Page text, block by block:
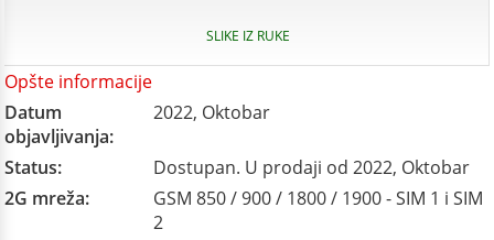
SLIKE IZ RUKE
Opšte informacije
Datum
objavljivanja:
2022, Oktobar
Status:
Dostupan. U prodaji od 2022, Oktobar
2G mreža:
GSM 850 / 900 / 1800 / 1900 - SIM 1 i SIM
2